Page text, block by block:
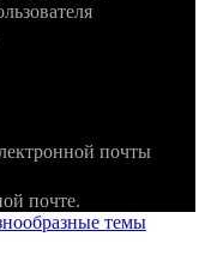
почты
почте.
темы